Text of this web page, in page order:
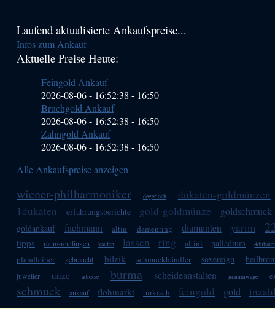
Haupt-
Sidebar
Laufend aktualisierte Ankaufspreise...
Infos zum Ankauf
Aktuelle Preise Heute:
Feingold Ankauf
2026-08-06 - 16:52:38 - 16:50
Bruchgold Ankauf
2026-08-06 - 16:52:38 - 16:50
Zahngold Ankauf
2026-08-06 - 16:52:38 - 16:50
Alle Ankaufspreise anzeigen
wiener-philharmoniker degerloch
dukaten-goldmünzen
1dukaten
erfahrungsberichte gold-goldmünze goldschmuck
goldankauf fachmann altin damenring diamanten yarim
tipps raum-reutlingen kaufen lassen ring altini palladium
pfandleiher gebraucht bilzik schmuckhändler sovereign
juwelier unze adresse burma scheideanstalten grammwage
schmuck ankauf flohmarkt türkisch feingold gold